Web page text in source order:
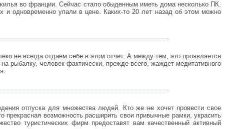
во франции. Сейчас стало обыденным иметь дома несколько ПК.
одновременно упали в цене. Каких-то 20 лет назад об этом можно
не всегда отдаем себе в этом отчет. А между тем, это проявляется
рыбалку, человек фактически, прежде всего, жаждет медитативного
отпуска для множества людей. Кто же не хочет провести свое
возможность расширить свои привычные рамки, украсить
туристических фирм предоставят вам качественный активный